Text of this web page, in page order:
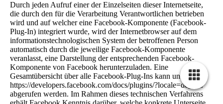
Durch jeden Aufruf einer der Einzelseiten dieser Internetseite,
die durch den für die Verarbeitung Verantwortlichen betrieben
wird und auf welcher eine Facebook-Komponente (Facebook-
Plug-In) integriert wurde, wird der Internetbrowser auf dem
informationstechnologischen System der betroffenen Person
automatisch durch die jeweilige Facebook-Komponente
veranlasst, eine Darstellung der entsprechenden Facebook-
Komponente von Facebook herunterzuladen. Eine
Gesamtübersicht über alle Facebook-Plug-Ins kann unter
https://developers.facebook.com/docs/plugins/?locale=de_DE
abgerufen werden. Im Rahmen dieses technischen Verfahrens